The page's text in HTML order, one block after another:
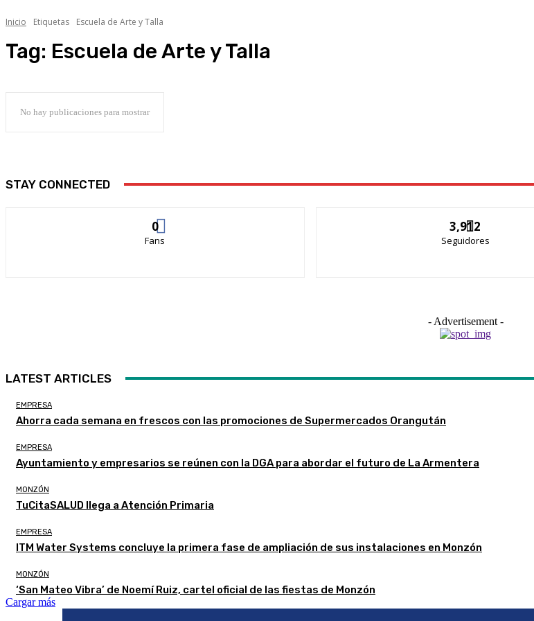
Inicio Etiquetas Escuela de Arte y Talla
Tag: Escuela de Arte y Talla
No hay publicaciones para mostrar
STAY CONNECTED
0
Fans
3,912
Seguidores
- Advertisement -
LATEST ARTICLES
EMPRESA
Ahorra cada semana en frescos con las promociones de Supermercados Orangután
EMPRESA
Ayuntamiento y empresarios se reúnen con la DGA para abordar el futuro de La Armentera
MONZÓN
TuCitaSALUD llega a Atención Primaria
EMPRESA
ITM Water Systems concluye la primera fase de ampliación de sus instalaciones en Monzón
MONZÓN
‘San Mateo Vibra’ de Noemí Ruiz, cartel oficial de las fiestas de Monzón
Cargar más